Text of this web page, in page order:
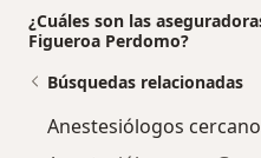
¿Cuáles son las
Figueroa Perdomo?
Búsquedas relacionadas
Anestesiólogos